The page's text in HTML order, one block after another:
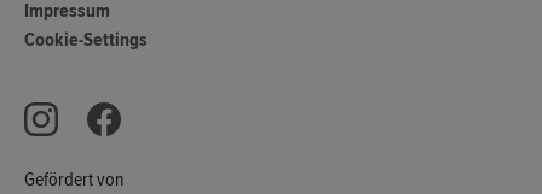
Gefördert von
Impressum
Cookie-Settings